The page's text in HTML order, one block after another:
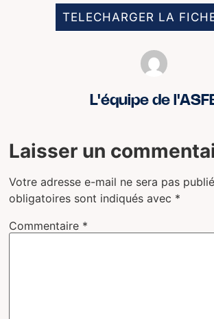
TELECHARGER LA
L'équipe de
Laisser un
Votre adresse e-mail ne sera pas
obligatoires sont indiqués avec *
Commentaire *